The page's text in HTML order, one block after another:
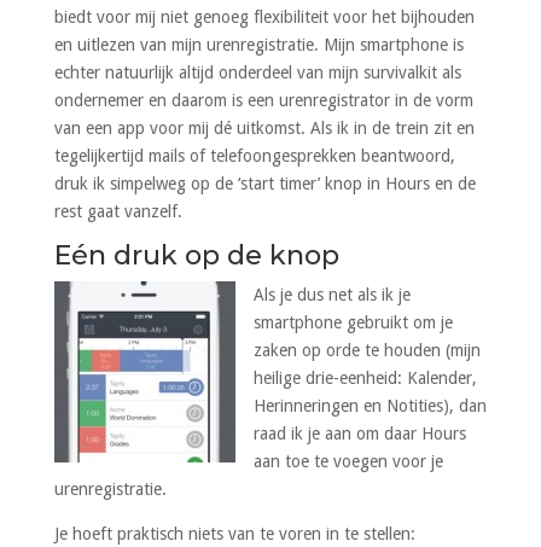
biedt voor mij niet genoeg flexibiliteit voor het bijhouden
en uitlezen van mijn urenregistratie. Mijn smartphone is
echter natuurlijk altijd onderdeel van mijn survivalkit als
ondernemer en daarom is een urenregistrator in de vorm
van een app voor mij dé uitkomst. Als ik in de trein zit en
tegelijkertijd mails of telefoongesprekken beantwoord,
druk ik simpelweg op de ‘start timer’ knop in Hours en de
rest gaat vanzelf.
Eén druk op de knop
Als je dus net als ik je
smartphone gebruikt om je
zaken op orde te houden (mijn
heilige drie-eenheid: Kalender,
Herinneringen en Notities), dan
raad ik je aan om daar Hours
aan toe te voegen voor je
urenregistratie.
Je hoeft praktisch niets van te voren in te stellen: